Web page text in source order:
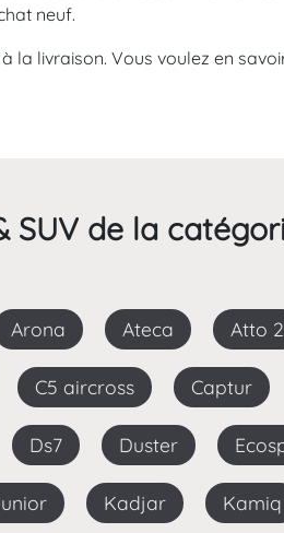
neuf.
livraison. Vous voulez en
SUV de la
Arona Ateca Atto 2
C5 aircross Captur
Ds7 Duster
Junior Kadjar Kamiq